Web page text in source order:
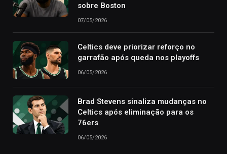
sobre Boston
07/05/2026
Celtics deve priorizar reforço no
garrafão após queda nos playoffs
06/05/2026
Brad Stevens sinaliza mudanças no
Celtics após eliminação para os
76ers
06/05/2026